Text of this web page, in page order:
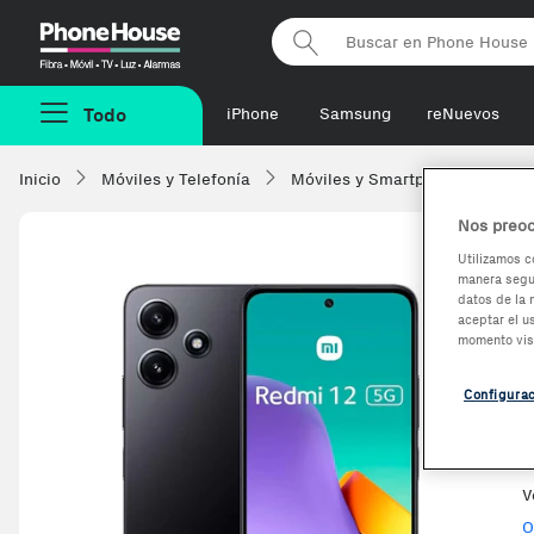
Phonehouse
Todo iPhone Samsung reNuevos
Inicio Móviles y Telefonía Móviles y Smartphones
-64,06€
Nos
Utilizamos
manera
datos de la
aceptar el
momento